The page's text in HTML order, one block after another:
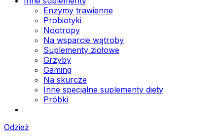
Enzymy trawienne
Probiotyki
Nootropy
Na wsparcie wątroby
Suplementy ziołowe
Grzyby
Gaming
Na skurcze
Inne specjalne suplementy diety
Próbki
Odzież